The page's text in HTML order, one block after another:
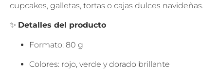
cupcakes, galletas, tortas o cajas dulces navideñas.
✨ Detalles del producto
Formato: 80 g
Colores: rojo, verde y dorado brillante